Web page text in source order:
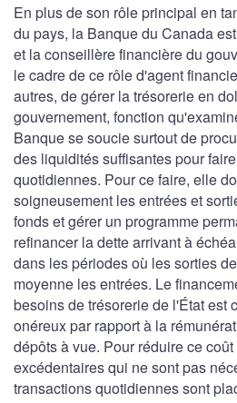
En plus de son rôle principal en
du pays, la Banque du Canada
et la conseillère financière du
le cadre de ce rôle d'agent
autres, de gérer la trésorerie en
gouvernement, fonction
Banque se soucie surtout de
des liquidités suffisantes pour
quotidiennes. Pour ce faire, elle
soigneusement les entrées et
fonds et gérer un programme
refinancer la dette arrivant à
dans les périodes où les sorties
moyenne les entrées. Le
besoins de trésorerie de l'État est
onéreux par rapport à la
dépôts à vue. Pour réduire ce
excédentaires qui ne sont pas
transactions quotidiennes sont